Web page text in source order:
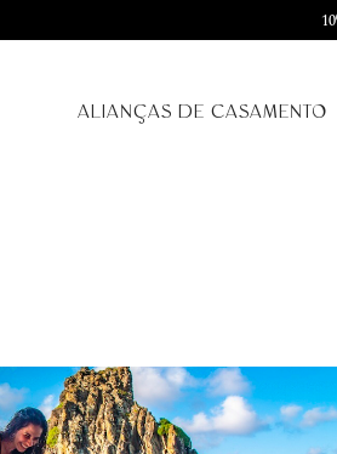
ALIANÇAS DE CASAMENTO